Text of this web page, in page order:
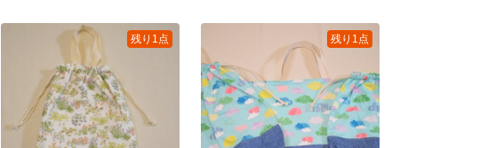
残り1点 残り1点